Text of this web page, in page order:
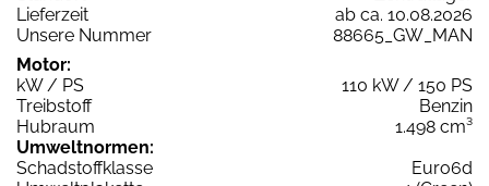
Lieferzeit
ab ca. 10.08.2026
Unsere Nummer
88665_GW_MAN
Motor:
kW / PS
110 kW / 150 PS
Treibstoff
Benzin
Hubraum
1.498 cm³
Umweltnormen:
Schadstoffklasse
Euro6d